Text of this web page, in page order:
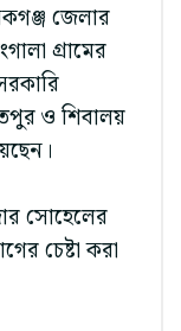
জেলার
গ্রামের
ও শিবালয়
সোহেলের
চেষ্টা করা